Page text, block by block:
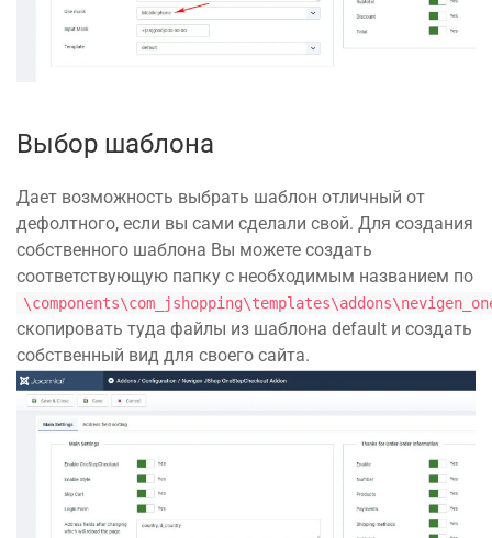
Выбор шаблона
Дает возможность выбрать шаблон отличный от
дефолтного, если вы сами сделали свой. Для создания
собственного шаблона Вы можете создать
соответствующую папку с необходимым названием по
скопировать туда файлы из шаблона default и создать
собственный вид для своего сайта.